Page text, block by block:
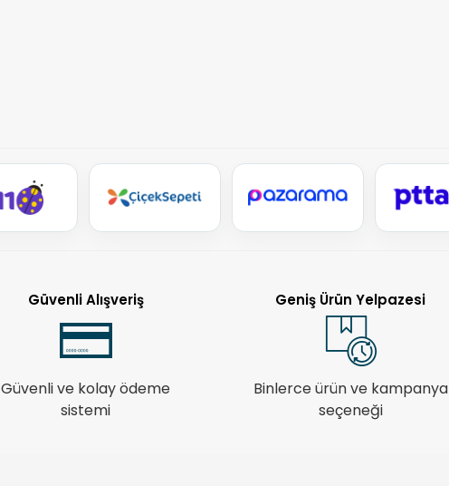
Güvenli Alışveriş
Güvenli ve kolay ödeme
sistemi
Geniş Ürün Yelpazesi
Binlerce ürün ve kampanya
seçeneği